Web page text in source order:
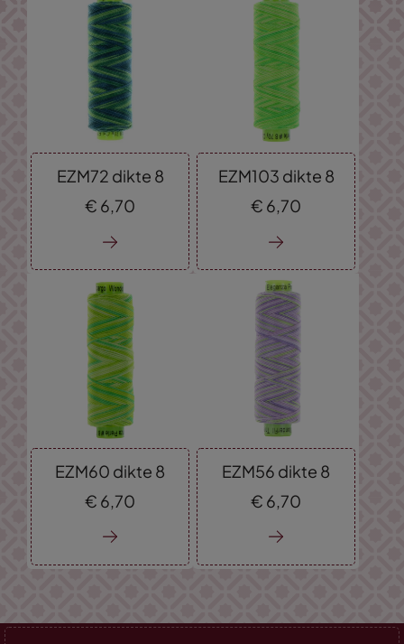
EZM72 dikte 8
€ 6,70
EZM103 dikte 8
€ 6,70
EZM60 dikte 8
€ 6, 70
EZM56 dikte 8
€ 6, 70